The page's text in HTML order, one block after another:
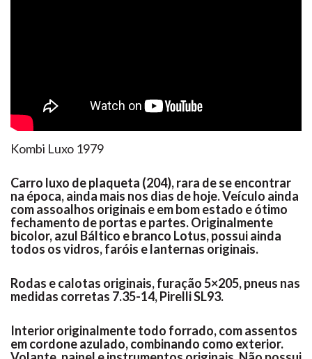
Kombi Luxo 1979
Carro luxo de plaqueta (204), rara de se encontrar
na época, ainda mais nos dias de hoje. Veículo ainda
com assoalhos originais e em bom estado e ótimo
fechamento de portas e partes. Originalmente
bicolor, azul Báltico e branco Lotus, possui ainda
todos os vidros, faróis e lanternas originais.
Rodas e calotas originais, furação 5×205, pneus nas
medidas corretas 7.35-14, Pirelli SL93.
Interior originalmente todo forrado, com assentos
em cordone azulado, combinando como exterior.